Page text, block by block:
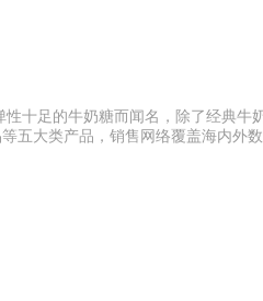
十足的牛奶糖而闻名，除了经典牛
五大类产品，销售网络覆盖海内外